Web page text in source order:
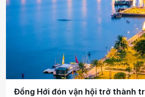
Đồng Hới đón vận hội trở thành